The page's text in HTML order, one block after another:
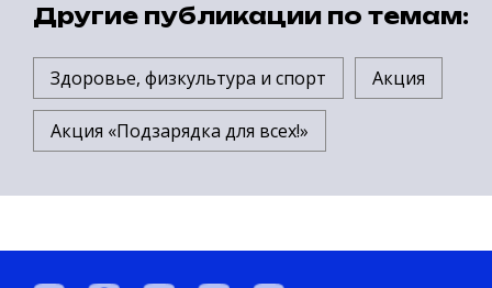
Другие публикации по темам:
Здоровье, физкультура и спорт Акция
Акция «Подзарядка для всех!»